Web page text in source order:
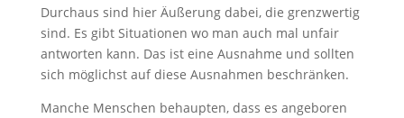
Durchaus sind hier Äußerung dabei, die grenzwertig
sind. Es gibt Situationen wo man auch mal unfair
antworten kann. Das ist eine Ausnahme und sollten
sich möglichst auf diese Ausnahmen beschränken.
Manche Menschen behaupten, dass es angeboren